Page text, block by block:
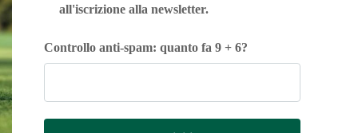
all'iscrizione alla newsletter.
Controllo anti-spam: quanto fa 9 + 6?